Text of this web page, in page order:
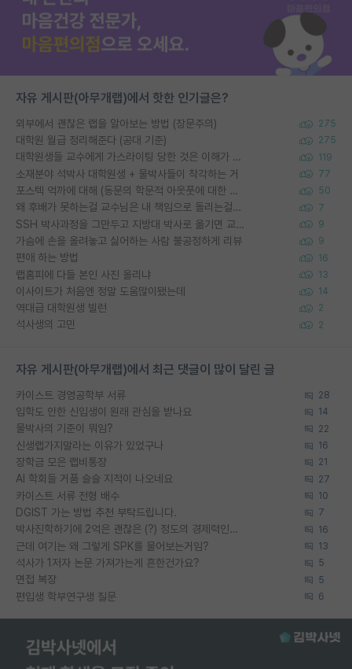
자유 게시판(아무개랩)에서 핫한 인기글은?
외부에서 괜찮은 랩을 알아보는 방법 (장문주의) 275
대학원 월급 정리해준다 (공대 기준) 275
대학원생들 교수에게 가스라이팅 당한 것은 이해가 갑니다. 안타깝네요. 119
소재분야 석박사 대학원생 + 물박사들이 착각하는 거 77
포스텍 억까에 대해 (동문의 학문적 아웃풋에 대한 반박) 50
왜 후배가 못하는걸 교수님은 내 책임으로 돌리는걸까요? 7
SSH 박사과정을 그만두고 지방대 박사로 옮기면 교수의 꿈은 끝일까요? 9
가슴에 손을 올려놓고 싫어하는 사람 불공정하게 리뷰 9
편애 하는 방법 16
랩홈피에 다들 본인 사진 올리냐 13
이사이트가 처음엔 정말 도움많이됐는데 14
역대급 대학원생 빌런 2
석사생의 고민 2
자유 게시판(아무개랩)에서 최근 댓글이 많이 달린 글
카이스트 경영공학부 서류 28
입학도 안한 신입생이 원래 관심을 받나요 14
물박사의 기준이 뭐임? 22
신생랩가지말라는 이유가 있었구나 16
장학금 모은 랩비통장 21
AI 학회들 거품 슬슬 지적이 나오네요 27
카이스트 서류 전형 배수 10
DGIST 가는 방법 추천 부탁드립니다. 7
박사진학하기에 2억은 괜찮은 (?) 정도의 경제력인가요 16
근데 여기는 왜 그렇게 SPK를 물어보는거임? 13
석사가 1저자 논문 가져가는게 흔한건가요? 5
면접 복장 5
편입생 학부연구생 질문 6